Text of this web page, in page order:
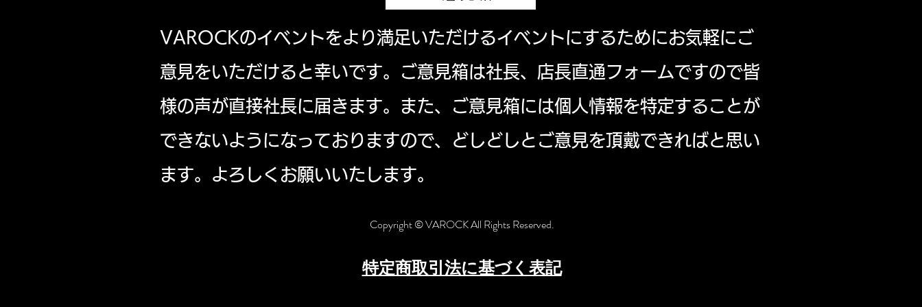
VAROCKのイベントをより満足いただけるイベントにするためにお気軽にご
意見をいただけると幸いです。ご意見箱は社長、店長直通フォームですので皆
様の声が直接社長に届きます。また、ご意見箱には個人情報を特定することが
できないようになっておりますので、どしどしとご意見を頂戴できればと思い
ます。よろしくお願いいたします。
Copyright © VAROCK All Rights Reserved.
特定商取引法に基づく表記